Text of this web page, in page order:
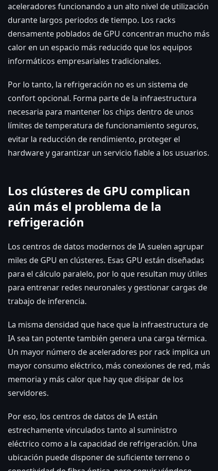
aceleradores funcionando a un alto nivel de utilización
durante largos periodos de tiempo. Los racks
densamente poblados de GPU concentran mucho más
calor en un espacio más reducido que los equipos
informáticos empresariales tradicionales.
Por lo tanto, la refrigeración no es un sistema de
confort opcional. Forma parte de la infraestructura
necesaria para mantener los chips dentro de unos
límites de temperatura de funcionamiento seguros,
evitar la reducción de rendimiento, proteger el
hardware y garantizar un servicio fiable a los usuarios.
Los clústeres de GPU complican
aún más el problema de la
refrigeración
Los centros de datos modernos de IA suelen agrupar
miles de GPU en clústeres. Esas GPU están diseñadas
para el cálculo paralelo, por lo que resultan muy útiles
para entrenar redes neuronales y gestionar cargas de
trabajo de inferencia.
La misma densidad que hace que la infraestructura de
IA sea tan potente también genera una carga térmica.
Un mayor número de aceleradores por rack implica un
mayor consumo eléctrico, más conexiones de red, más
memoria y más calor que hay que disipar de los
servidores.
Por eso, los centros de datos de IA están
estrechamente vinculados tanto al suministro
eléctrico como a la capacidad de refrigeración. Una
ubicación puede disponer de suficiente terreno o